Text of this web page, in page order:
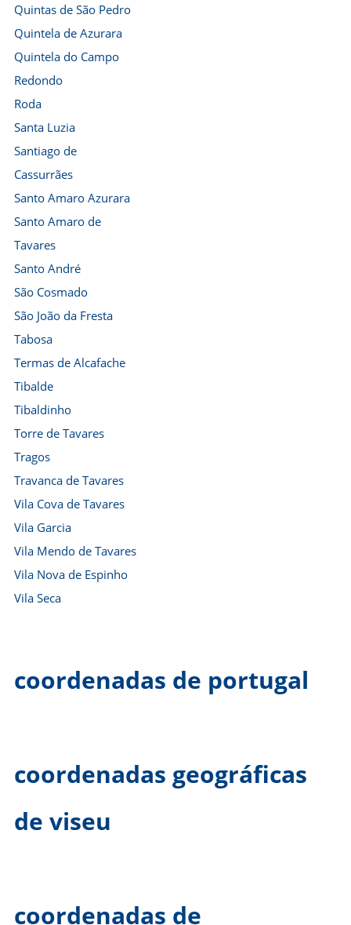
Quintas de São Pedro
Quintela de Azurara
Quintela do Campo
Redondo
Roda
Santa Luzia
Santiago de
Cassurrães
Santo Amaro Azurara
Santo Amaro de
Tavares
Santo André
São Cosmado
São João da Fresta
Tabosa
Termas de Alcafache
Tibalde
Tibaldinho
Torre de Tavares
Tragos
Travanca de Tavares
Vila Cova de Tavares
Vila Garcia
Vila Mendo de Tavares
Vila Nova de Espinho
Vila Seca
coordenadas de portugal
coordenadas geográficas
de viseu
coordenadas de